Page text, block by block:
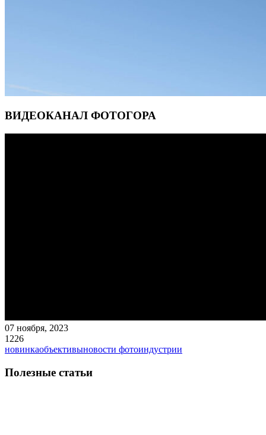
ВИДЕОКАНАЛ ФОТОГОРА
07 ноября, 2023
1226
новинкаобъективыновости фотоиндустрии
Полезные статьи